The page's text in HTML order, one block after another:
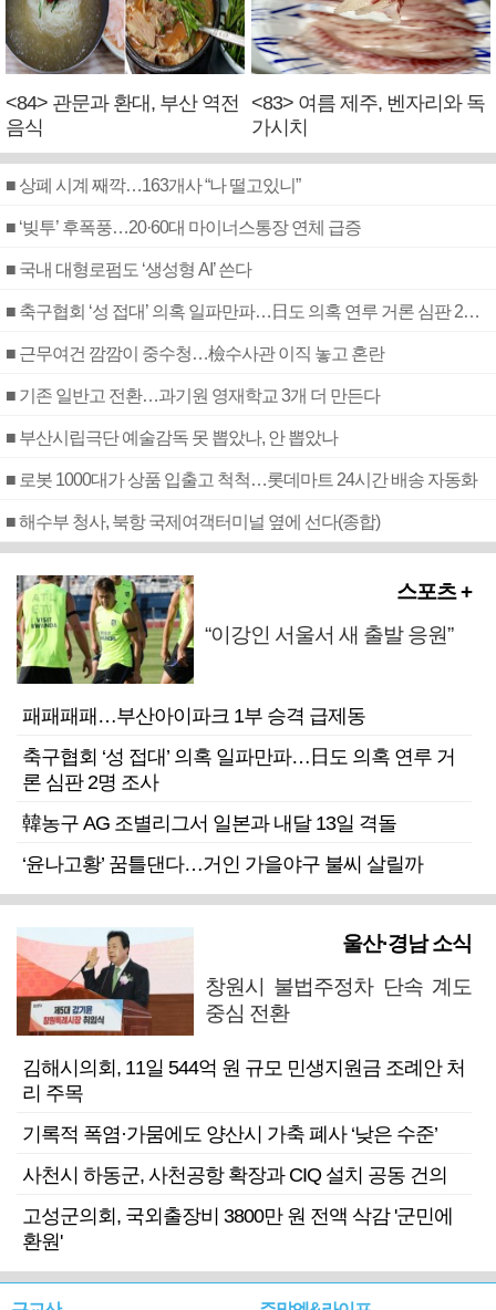
<84> 관문과 환대, 부산 역전
음식
<83> 여름 제주, 벤자리와 독
가시치
■ 상폐 시계 째깍…163개사 “나 떨고있니”
■ ‘빚투’ 후폭풍…20·60대 마이너스통장 연체 급증
■ 국내 대형로펌도 ‘생성형 AI’ 쓴다
■ 축구협회 ‘성 접대’ 의혹 일파만파…日도 의혹 연루 거론 심판 2명 조사
■ 근무여건 깜깜이 중수청…檢수사관 이직 놓고 혼란
■ 기존 일반고 전환…과기원 영재학교 3개 더 만든다
■ 부산시립극단 예술감독 못 뽑았나, 안 뽑았나
■ 로봇 1000대가 상품 입출고 척척…롯데마트 24시간 배송 자동화
■ 해수부 청사, 북항 국제여객터미널 옆에 선다(종합)
스포츠 +
“이강인 서울서 새 출발 응원”
패패패패…부산아이파크 1부 승격 급제동
축구협회 ‘성 접대’ 의혹 일파만파…日도 의혹 연루 거
론 심판 2명 조사
韓농구 AG 조별리그서 일본과 내달 13일 격돌
‘윤나고황’ 꿈틀댄다…거인 가을야구 불씨 살릴까
울산·경남 소식
창원시 불법주정차 단속 계도
중심 전환
김해시의회, 11일 544억 원 규모 민생지원금 조례안 처
리 주목
기록적 폭염·가뭄에도 양산시 가축 폐사 ‘낮은 수준’
사천시 하동군, 사천공항 확장과 CIQ 설치 공동 건의
고성군의회, 국외출장비 3800만 원 전액 삭감 '군민에
환원'